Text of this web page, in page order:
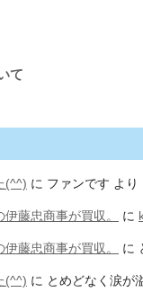
て
(^^) に ファンです より
藤忠商事が買収。 に
藤忠商事が買収。 に
(^^) に とめどなく涙が